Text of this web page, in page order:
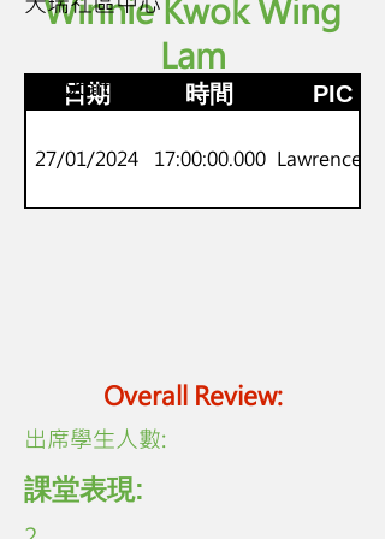
Winnie Kwok Wing
Lam
日期 時間 PIC
27/01/2024 17:00:00.000 Lawrence Lo
Overall Review:
P.1-2
劍橋Starters
​出席學生人數:
課堂表現: